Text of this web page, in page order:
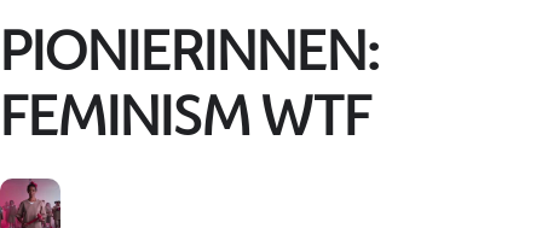
PIONIERINNEN:
FEMINISM WTF